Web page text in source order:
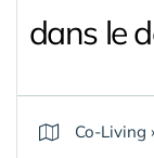
dans le
Co-Living